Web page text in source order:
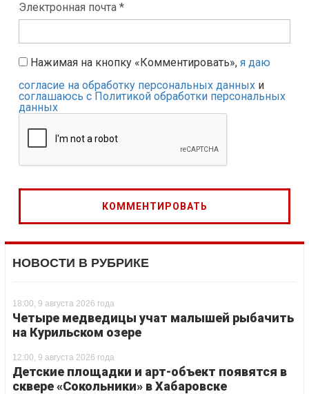
Электронная почта *
Нажимая на кнопку «Комментировать», я даю
согласие на обработку персональных данных и
соглашаюсь с Политикой обработки персональных
данных
НОВОСТИ В РУБРИКЕ
18:00, 9 августа 2026 года
Четыре медведицы учат малышей рыбачить
на Курильском озере
12:00, 9 августа 2026 года
Детские площадки и арт-объект появятся в
сквере «Сокольники» в Хабаровске